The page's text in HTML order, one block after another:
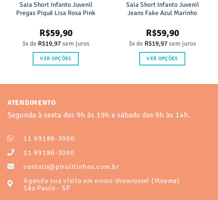
Saia Short Infanto Juvenil
Pregas Piquê Lisa Rosa Pink
R$59,90
3x de R$19,97sem juros
VER OPÇÕES
várias
variantes.
podem
ser
escolhidas
na
página
do
Saia Short Infanto Juvenil
Jeans Fake Azul Marinho
R$59,90
3x de R$19,97sem juros
VER OPÇÕES
variantes.
página
ATENDIMENTO
Segunda à sexta das 9h às 19h e sábado das 9h às 14h.
11 99186-3000
11 99186-3000
contato@pirulitinhos.com.br
Agende sua visita em nosso showroom! (Moema)
São Paulo - SP